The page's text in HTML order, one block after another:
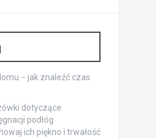
− jak znaleźć czas
dotyczące
podłóg
ich piękno i trwałość